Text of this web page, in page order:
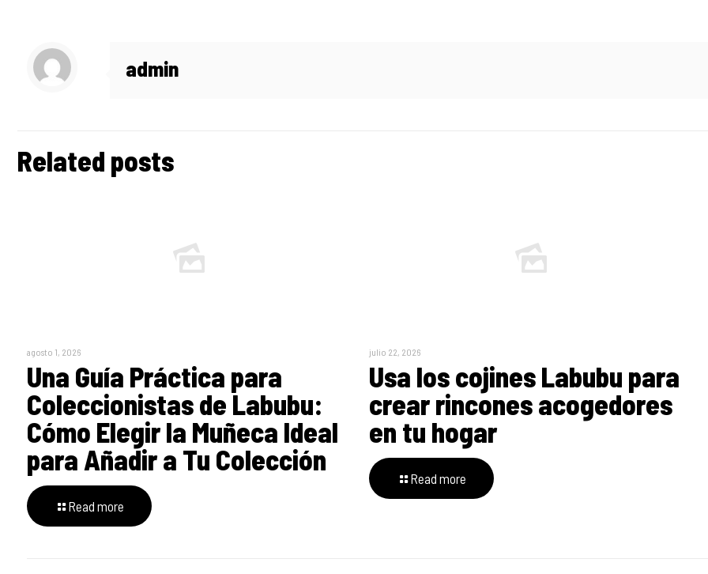
admin
Related posts
agosto 1, 2026
Una Guía Práctica para
Coleccionistas de Labubu:
Cómo Elegir la Muñeca Ideal
para Añadir a Tu Colección
Read more
julio 22, 2026
Usa los cojines Labubu para
crear rincones acogedores
en tu hogar
Read more